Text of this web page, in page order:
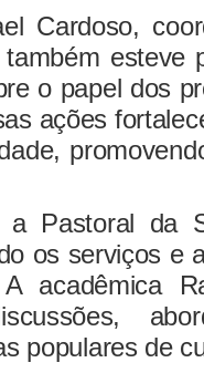
Cardoso,
esteve
o papel dos
ações
Pastoral da
os serviços e
acadêmica
populares de